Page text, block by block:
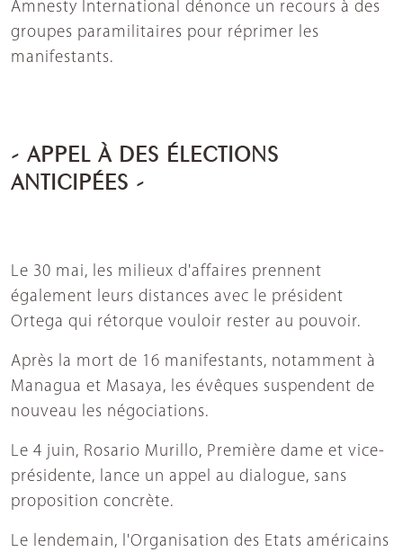
Amnesty International dénonce un recours à des
groupes paramilitaires pour réprimer les
manifestants.
- APPEL À DES ÉLECTIONS
ANTICIPÉES -
Le 30 mai, les milieux d'affaires prennent
également leurs distances avec le président
Ortega qui rétorque vouloir rester au pouvoir.
Après la mort de 16 manifestants, notamment à
Managua et Masaya, les évêques suspendent de
nouveau les négociations.
Le 4 juin, Rosario Murillo, Première dame et vice-
présidente, lance un appel au dialogue, sans
proposition concrète.
Le lendemain, l'Organisation des Etats américains